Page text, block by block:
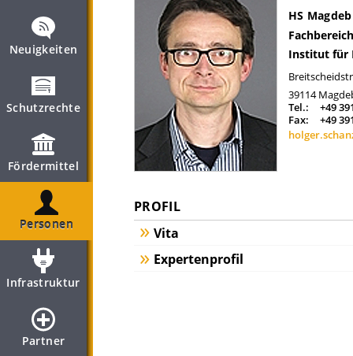
Neuigkeiten
Schutzrechte
Fördermittel
Personen
Infrastruktur
Partner
HS
Institut für
39114
Tel.:
+49
Fax:
+49
PROFIL
Vita
Expertenprofil